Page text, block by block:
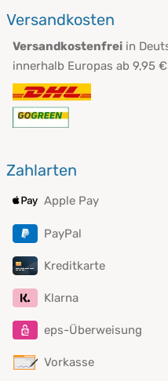
Versandkosten
Versandkostenfrei in
innerhalb Europas ab 9,95 €
Zahlarten
Apple Pay
PayPal
Kreditkarte
Klarna
eps-Überweisung
Vorkasse